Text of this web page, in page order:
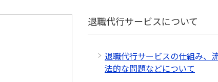
退職代行サービスについて
退職代行サービスの仕組み、
法的な問題などについて